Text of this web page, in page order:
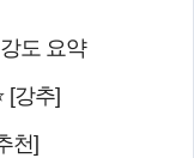
도 요약
[강추]
천]